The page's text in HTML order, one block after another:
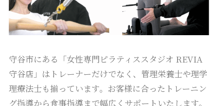
守谷市にある「女性専門ピラティススタジオ REVIA
守谷店」はトレーナーだけでなく、管理栄養士や理学
理療法士も揃っています。お客様に合ったトレーニン
グ指導から食事指導まで幅広くサポートいたします。